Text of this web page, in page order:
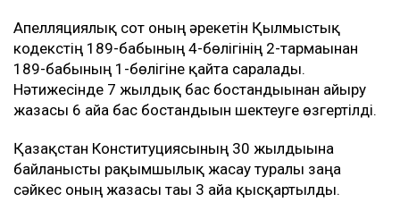
Апелляциялық сот оның әрекетін Қылмыстық
кодекстің 189-бабының 4-бөлігінің 2-тармағынан
189-бабының 1-бөлігіне қайта саралады.
Нәтижесінде 7 жылдық бас бостандығынан айыру
жазасы 6 айға бас бостандығын шектеуге өзгертілді.
Қазақстан Конституциясының 30 жылдығына
байланысты рақымшылық жасау туралы заңға
сәйкес оның жазасы тағы 3 айға қысқартылды.